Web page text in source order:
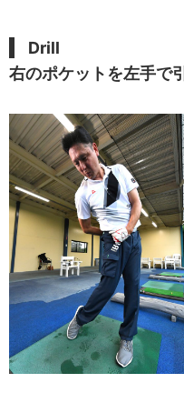
Drill
右のポケットを左手で